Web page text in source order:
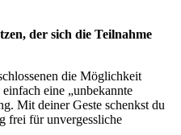
der sich die Teilnahme
die Möglichkeit
eine „unbekannte
Mit deiner Geste schenkst du
frei für unvergessliche